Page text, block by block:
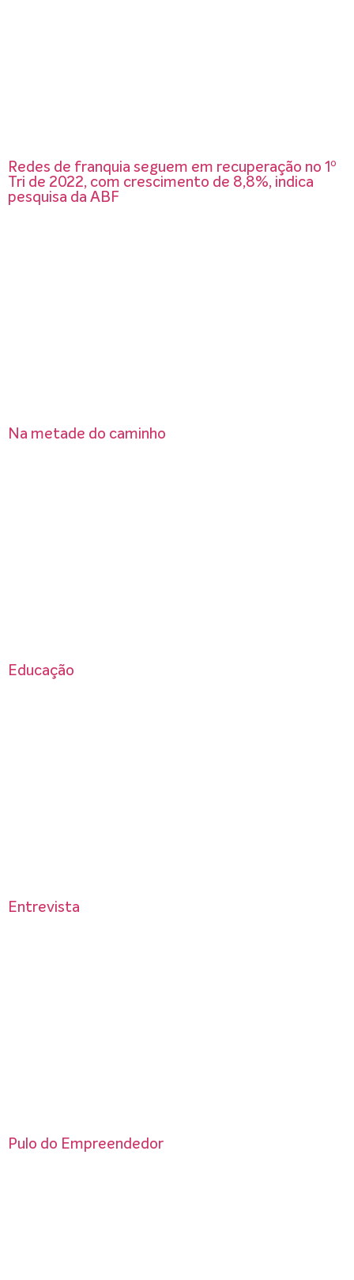
Redes de franquia seguem em recuperação no 1º
Tri de 2022, com crescimento de 8,8%, indica
pesquisa da ABF
Na metade do caminho
Educação
Entrevista
Pulo do Empreendedor